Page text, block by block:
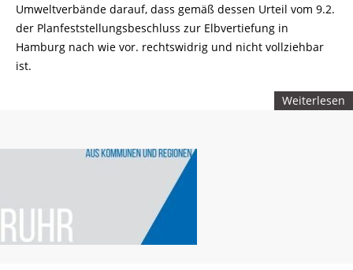
Umweltverbände darauf, dass gemäß dessen Urteil vom 9.2.
der Planfeststellungsbeschluss zur Elbvertiefung in
Hamburg nach wie vor. rechtswidrig und nicht vollziehbar
ist.
Weiterlesen